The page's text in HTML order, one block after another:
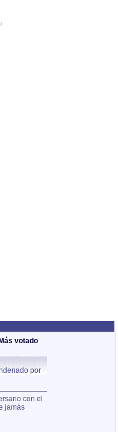
Más votado
por
con el
jamás